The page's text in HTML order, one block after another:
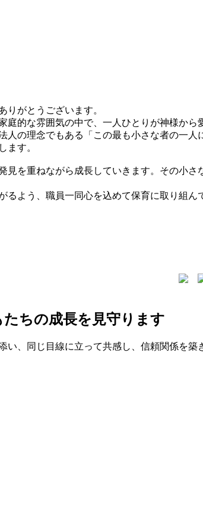
りがとうございます。
庭的な雰囲気の中で、一人ひとりが神様か
人の理念でもある「この最も小さな者の一
ます。
見を重ねながら成長していきます。その小
よう、職員一同心を込めて保育に取り組ん
ちの成長を見守ります
い、同じ目線に立って共感し、信頼関係を築